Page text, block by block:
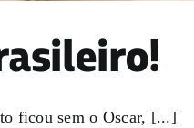
ficou sem o Oscar, [...]